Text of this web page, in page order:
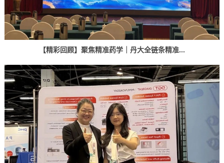
【精彩回顾】聚焦精准药学｜丹大全链条精准...